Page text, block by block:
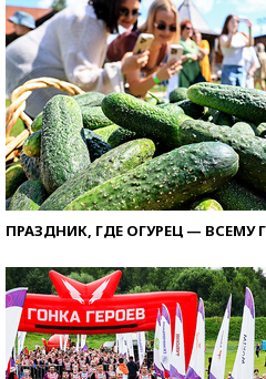
ПРАЗДНИК, ГДЕ ОГУРЕЦ — ВСЕМУ